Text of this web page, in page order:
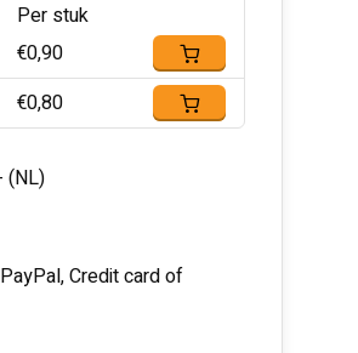
Per stuk
€0,90
€0,80
(NL)
Credit card of